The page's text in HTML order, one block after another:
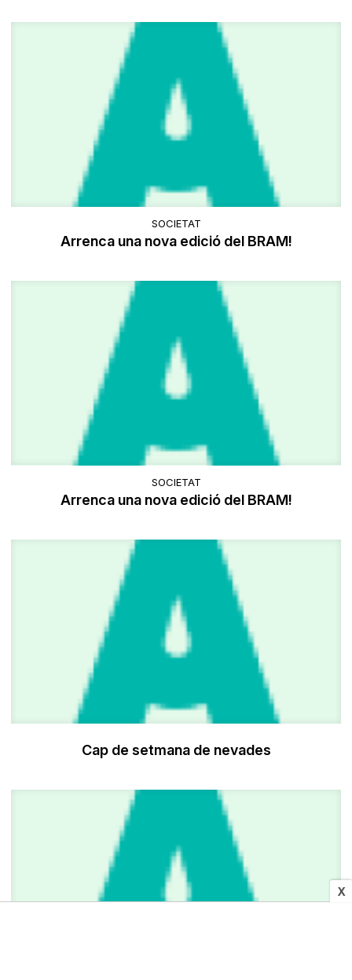
X
SOCIETAT
Arrenca una nova edició del BRAM!
SOCIETAT
Arrenca una nova edició del BRAM!
Cap de setmana de nevades